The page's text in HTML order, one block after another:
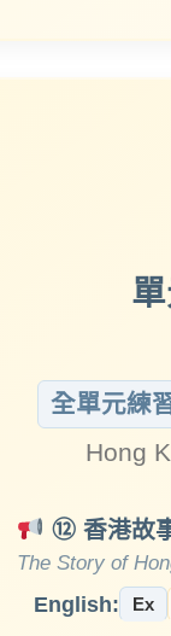
全單元練
Hong
⑫ 香港故
The Story of
English: Ex